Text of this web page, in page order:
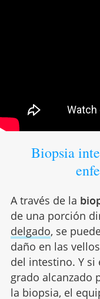
Biopsia
A través de la
de una porción
delgado, se
daño en las
del intestino. Y si
grado alcanzado
la biopsia, el